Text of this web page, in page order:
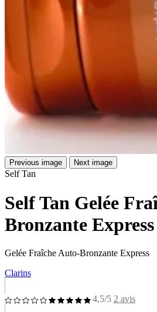
Previous image Next image
Self Tan
Self Tan Gelée
Bronzante
Gelée Fraîche Auto-Bronzante Express
Clarins
4,5/5 2 avis